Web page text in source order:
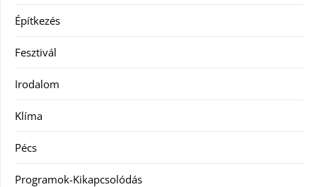
Építkezés
Fesztivál
Irodalom
Klíma
Pécs
Programok-Kikapcsolódás